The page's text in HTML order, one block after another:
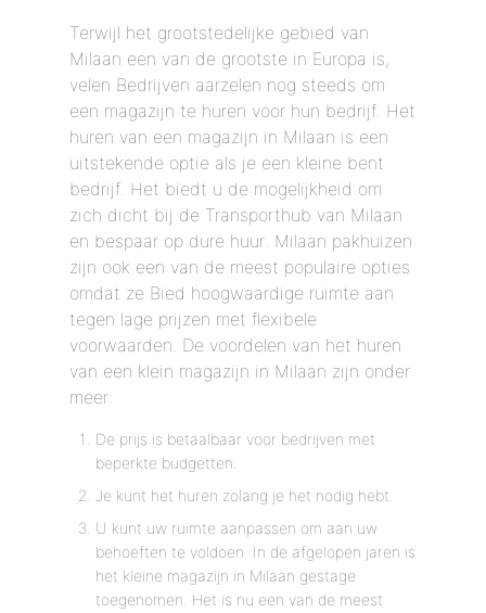
Terwijl het grootstedelijke gebied van
Milaan een van de grootste in Europa is,
velen Bedrijven aarzelen nog steeds om
een ​​magazijn te huren voor hun bedrijf. Het
huren van een magazijn in Milaan is een
uitstekende optie als je een kleine bent
bedrijf. Het biedt u de mogelijkheid om
zich dicht bij de Transporthub van Milaan
en bespaar op dure huur. Milaan pakhuizen
zijn ook een van de meest populaire opties
omdat ze Bied hoogwaardige ruimte aan
tegen lage prijzen met flexibele
voorwaarden. De voordelen van het huren
van een klein magazijn in Milaan zijn onder
meer:
De prijs is betaalbaar voor bedrijven met
beperkte budgetten.
Je kunt het huren zolang je het nodig hebt.
U kunt uw ruimte aanpassen om aan uw
behoeften te voldoen. In de afgelopen jaren is
het kleine magazijn in Milaan gestage
toegenomen. Het is nu een van de meest